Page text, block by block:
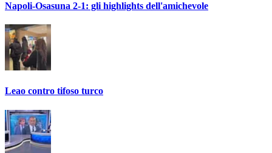
Napoli-Osasuna 2-1: gli highlights dell'amichevole
Leao contro tifoso turco